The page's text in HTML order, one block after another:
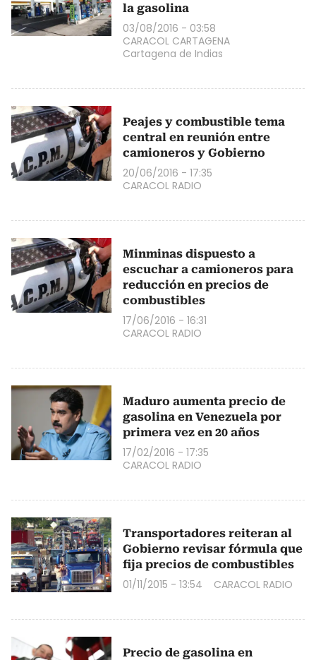
la gasolina
03/08/2016 - 03:58
CARACOL CARTAGENA
Cartagena de Indias
Peajes y combustible tema
central en reunión entre
camioneros y Gobierno
20/06/2016 - 17:35
CARACOL RADIO
Minminas dispuesto a
escuchar a camioneros para
reducción en precios de
combustibles
17/06/2016 - 16:31
CARACOL RADIO
Maduro aumenta precio de
gasolina en Venezuela por
primera vez en 20 años
17/02/2016 - 17:35
CARACOL RADIO
Transportadores reiteran al
Gobierno revisar fórmula que
fija precios de combustibles
01/11/2015 - 13:54 CARACOL RADIO
Precio de gasolina en